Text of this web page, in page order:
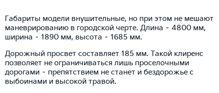
Габариты модели внушительные, но при этом не мешают
маневрированию в городской черте. Длина – 4800 мм,
ширина – 1890 мм, высота – 1685 мм.
Дорожный просвет составляет 185 мм. Такой клиренс
позволяет не ограничиваться лишь проселочными
дорогами – препятствием не станет и бездорожье с
выбоинами и высокой травой.